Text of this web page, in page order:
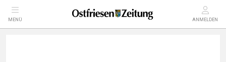
MENÜ ANMELDEN